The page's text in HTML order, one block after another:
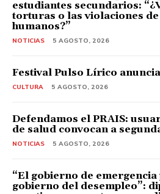
estudiantes secundarios:
torturas o las violaciones
humanos?”
NOTICIAS 5 AGOSTO, 2026
Festival Pulso Lírico
CULTURA 5 AGOSTO, 2026
Defendamos el PRAIS:
de salud convocan a
NOTICIAS 5 AGOSTO, 2026
“El gobierno de emergencia
gobierno del desempleo”: